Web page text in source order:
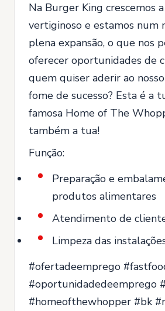
Na Burger King crescemos
vertiginoso e estamos num
plena expansão, o que nos
oferecer oportunidades de
quem quiser aderir ao
fome de sucesso? Esta é a
famosa Home of The
também a tua!
Função:
Preparação e
produtos alimentares
Atendimento de
Limpeza das
#ofertadeemprego
#oportunidadedeemprego
#homeofthewhopper #bk